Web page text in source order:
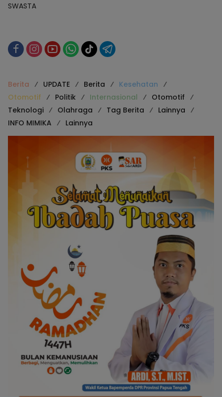
SWASTA
Berita UPDATE Berita
Kesehatan
Otomotif
Politik Internasional
Otomotif
Teknologi
Olahraga Tag Berita
Lainnya
INFO MIMIKA
Lainnya